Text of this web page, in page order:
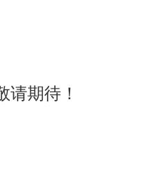
请期待！